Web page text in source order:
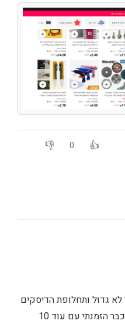
0
גדול ותחלופת הדיסקים
תהיה בתדירות גבוהה (כשהזמתי כבר הזמנתי עם עוד 10